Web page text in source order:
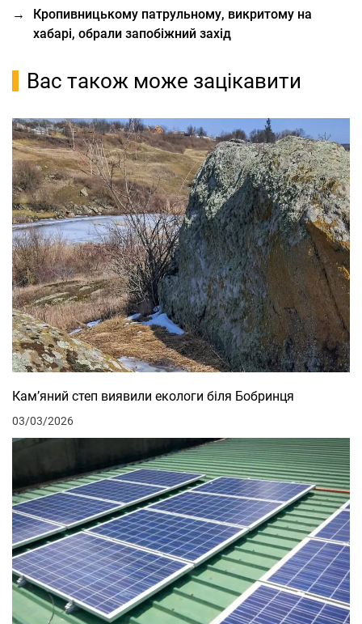
→
Кропивницькому патрульному, викритому на
хабарі, обрали запобіжний захід
Вас також може зацікавити
Кам’яний степ виявили екологи біля Бобринця
03/03/2026